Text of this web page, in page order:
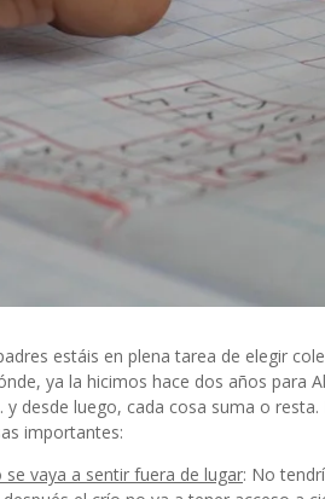
estáis en plena tarea de elegir
ya la hicimos hace dos años para
y desde luego, cada cosa suma o
importantes:
se vaya a sentir fuera de lugar: No